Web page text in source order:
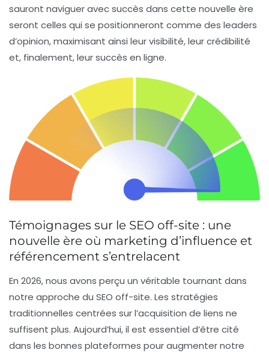
sauront naviguer avec succès dans cette nouvelle ère
seront celles qui se positionneront comme des leaders
d’opinion, maximisant ainsi leur visibilité, leur crédibilité
et, finalement, leur succès en ligne.
Témoignages sur le SEO off-site : une
nouvelle ère où marketing d’influence et
référencement s’entrelacent
En 2026, nous avons perçu un véritable tournant dans
notre approche du SEO off-site. Les stratégies
traditionnelles centrées sur l’acquisition de liens ne
suffisent plus. Aujourd’hui, il est essentiel d’être cité
dans les bonnes plateformes pour augmenter notre